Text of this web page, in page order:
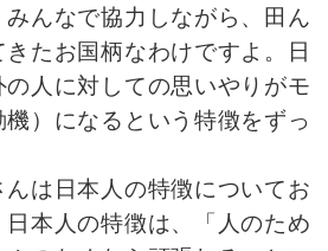
んなで協力しながら、田ん
たお国柄なわけですよ。日
人に対しての思いやりがモ
）になるという特徴をずっ
は日本人の特徴についてお
本人の特徴は、「人のため